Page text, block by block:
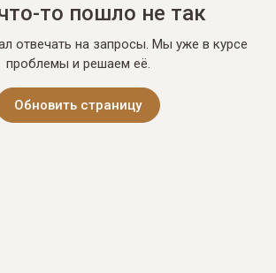
то пошло не так
отвечать на запросы. Мы уже в курсе
проблемы и решаем её.
Обновить страницу